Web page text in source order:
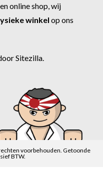
online shop, wij
winkel op ons
Sitezilla
voorbehouden. Getoonde
BTW.